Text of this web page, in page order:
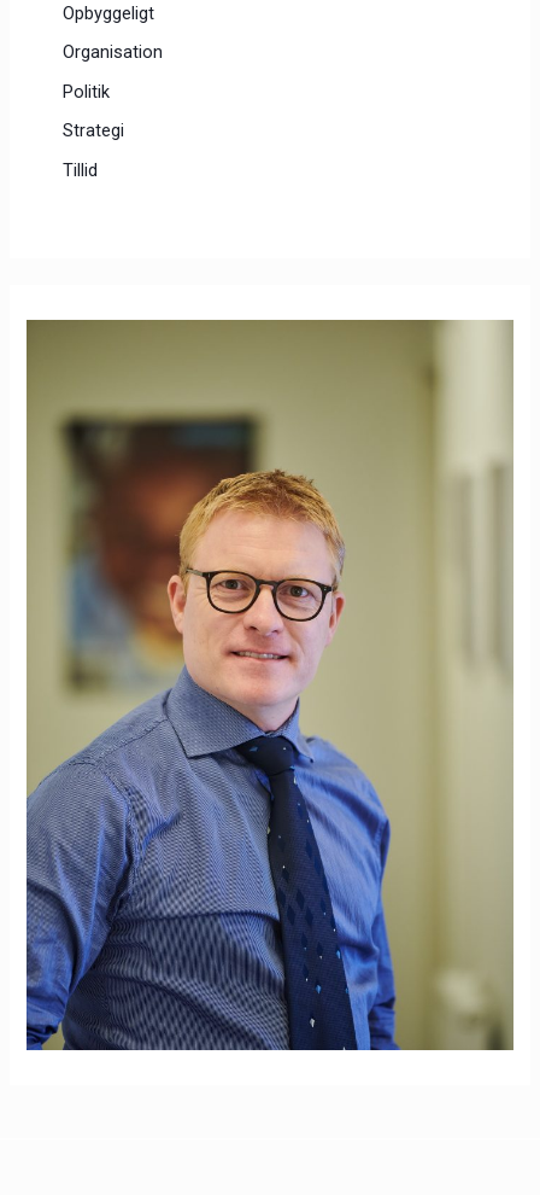
Opbyggeligt
Organisation
Politik
Strategi
Tillid